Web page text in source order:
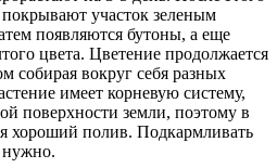
участок зеленым
появляются бутоны, а еще
цвета. Цветение продолжается
собирая вокруг себя разных
имеет корневую систему,
поверхности земли, поэтому в
хороший полив. Подкармливать
нужно.